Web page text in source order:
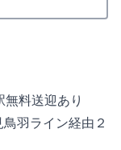
料送迎あり
羽ライン経由２